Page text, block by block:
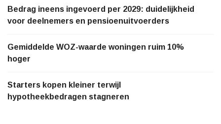
Bedrag ineens ingevoerd per 2029: duidelijkheid
voor deelnemers en pensioenuitvoerders
Gemiddelde WOZ-waarde woningen ruim 10%
hoger
Starters kopen kleiner terwijl
hypotheekbedragen stagneren